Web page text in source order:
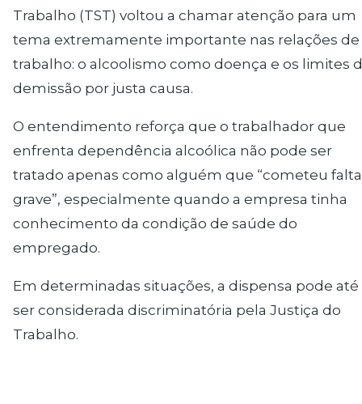
Trabalho (TST) voltou a chamar atenção para um
tema extremamente importante nas relações de
trabalho: o alcoolismo como doença e os limites
demissão por justa causa.
O entendimento reforça que o trabalhador que
enfrenta dependência alcoólica não pode ser
tratado apenas como alguém que “cometeu falta
grave”, especialmente quando a empresa tinha
conhecimento da condição de saúde do
empregado.
Em determinadas situações, a dispensa pode até
ser considerada discriminatória pela Justiça do
Trabalho.